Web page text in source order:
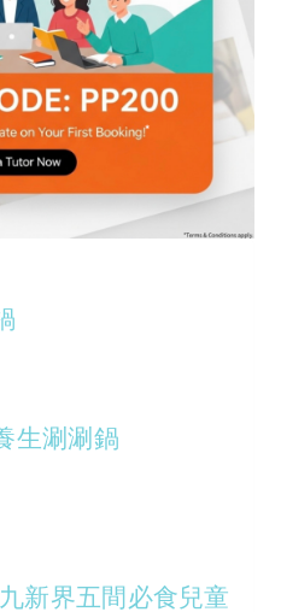
生涮涮鍋
新界五間必食兒童